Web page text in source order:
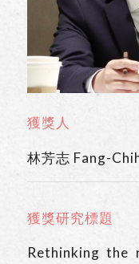
獲獎人
林芳志 Fang-
獲獎研究標題
Rethinking the